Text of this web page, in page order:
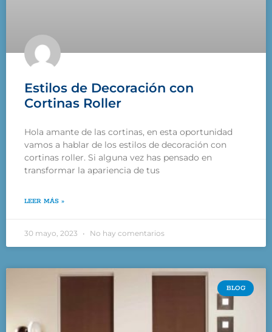
Estilos de Decoración con
Cortinas Roller
Hola amante de las cortinas, en esta oportunidad
vamos a hablar de los estilos de decoración con
cortinas roller. Si alguna vez has pensado en
transformar la apariencia de tus
LEER MÁS »
30 mayo, 2023 No hay comentarios
BLOG